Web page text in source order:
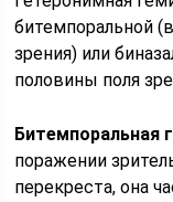
битемпоральной
зрения) или
половины поля
Битемпоральная
поражении
перекреста, она